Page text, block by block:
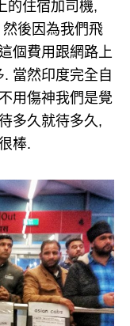
的住宿加司機,
後因為我們飛
個費用跟網路上
當然印度完全自
用傷神我們是覺
多久就待多久,
棒.